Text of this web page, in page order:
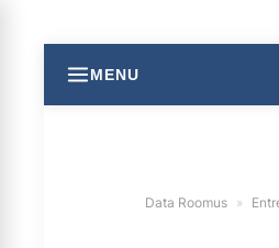
MENU
Data Roomus »